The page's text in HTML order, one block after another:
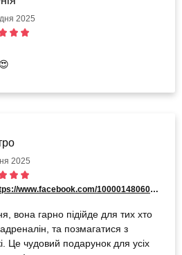
2025
2025
https://www.facebook.com/100001480608694
вона гарно підійде для тих хто
та позмагатися з